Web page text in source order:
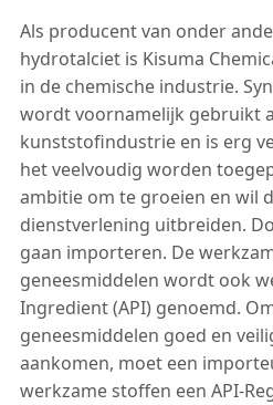
Als producent van onder
hydrotalciet is Kisuma
in de chemische industrie.
wordt voornamelijk gebruikt
kunststofindustrie en is erg
het veelvoudig worden
ambitie om te groeien en wil
dienstverlening uitbreiden.
gaan importeren. De
geneesmiddelen wordt ook
Ingredient (API) genoemd.
geneesmiddelen goed en
aankomen, moet een
werkzame stoffen een API-